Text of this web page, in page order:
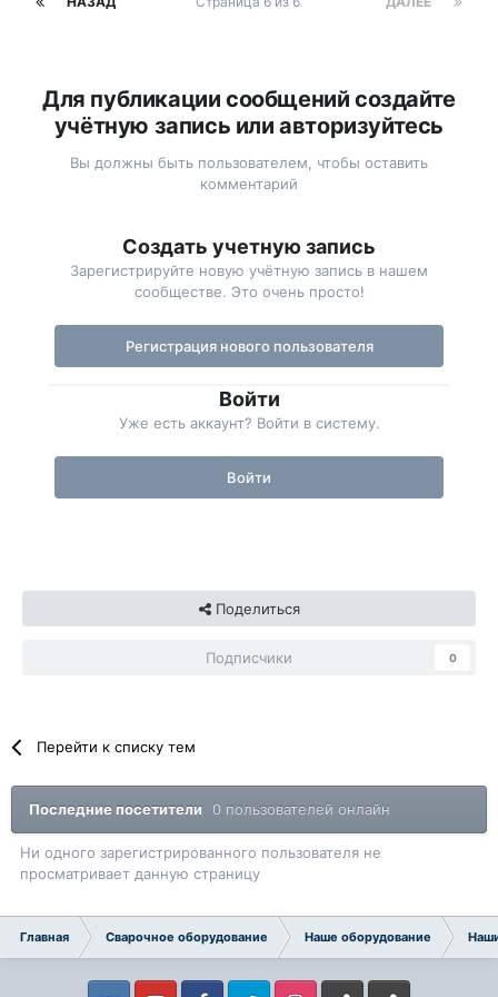
Для публикации сообщений создайте
учётную запись или авторизуйтесь
Вы должны быть пользователем, чтобы оставить
комментарий
Создать учетную запись
Зарегистрируйте новую учётную запись в нашем
сообществе. Это очень просто!
Регистрация нового пользователя
Войти
Уже есть аккаунт? Войти в систему.
Войти
Поделиться
Подписчики 0
Перейти к списку тем
Последние посетители 0 пользователей онлайн
Ни одного зарегистрированного пользователя не
просматривает данную страницу
Главная Сварочное оборудование Наше оборудование